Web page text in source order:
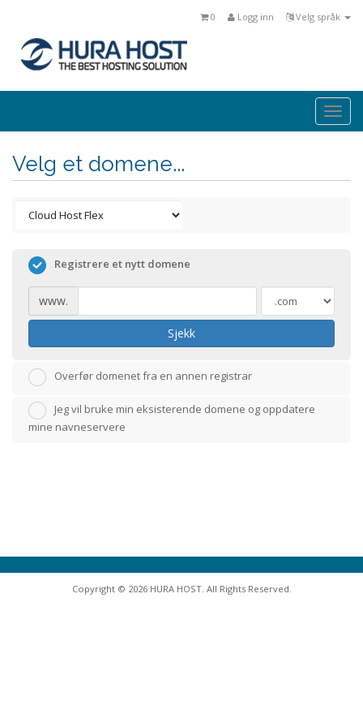
Velg språk
Logg inn
0
Velg et domene...
Registrere et nytt domene
www.
Sjekk
Overfør domenet fra en annen registrar
Jeg vil bruke min eksisterende domene og oppdatere
mine navneservere
Copyright © 2026 HURA HOST. All Rights Reserved.